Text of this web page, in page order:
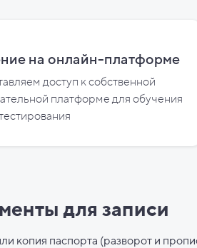
на онлайн-платформе
доступ к собственной
платформе для обучения
для записи
копия паспорта (разворот и